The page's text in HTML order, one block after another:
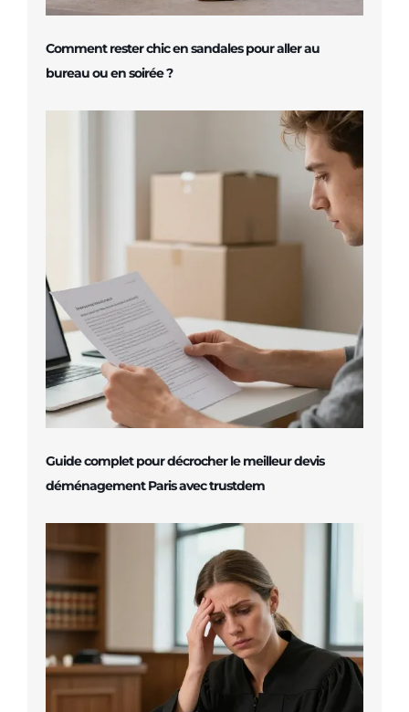
Comment rester chic en sandales pour aller au
bureau ou en soirée ?
Guide complet pour décrocher le meilleur devis
déménagement Paris avec trustdem